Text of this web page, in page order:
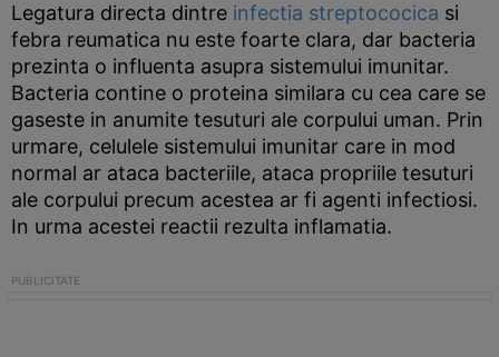
Legatura directa dintre infectia streptococica si
febra reumatica nu este foarte clara, dar bacteria
prezinta o influenta asupra sistemului imunitar.
Bacteria contine o proteina similara cu cea care se
gaseste in anumite tesuturi ale corpului uman. Prin
urmare, celulele sistemului imunitar care in mod
normal ar ataca bacteriile, ataca propriile tesuturi
ale corpului precum acestea ar fi agenti infectiosi.
In urma acestei reactii rezulta inflamatia.